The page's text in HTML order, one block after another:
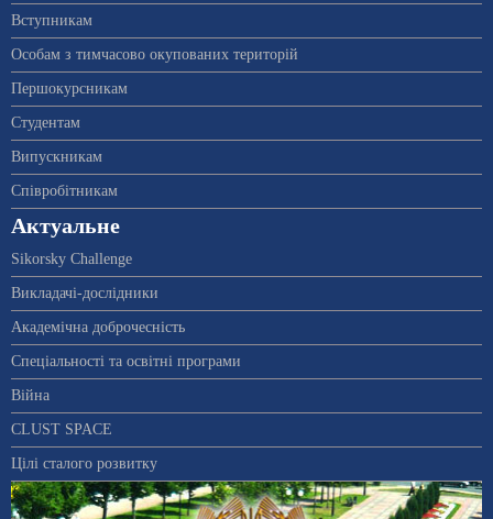
Вступникам
Особам з тимчасово окупованих територій
Першокурсникам
Студентам
Випускникам
Співробітникам
Актуальне
Sikorsky Challenge
Викладачі-дослідники
Академічна доброчесність
Спеціальності та освітні програми
Війна
CLUST SPACE
Цілі сталого розвитку